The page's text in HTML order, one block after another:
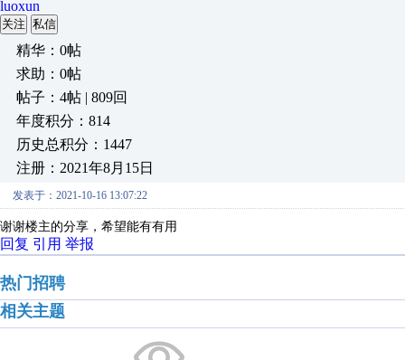
luoxun
关注 私信
精华：0帖
求助：0帖
帖子：4帖 | 809回
年度积分：814
历史总积分：1447
注册：2021年8月15日
发表于：2021-10-16 13:07:22
谢谢楼主的分享，希望能有有用
回复 引用 举报
热门招聘
相关主题